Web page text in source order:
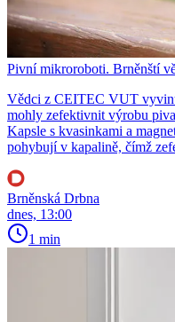
Pivní mikroroboti. Brněnští
Vědci z CEITEC VUT
mohly zefektivnit výrobu
Kapsle s kvasinkami a
pohybují v kapalině, čímž
Brněnská Drbna
dnes, 13:00
1 min